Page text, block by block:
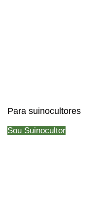
Para suinocultores
Sou Suinocultor